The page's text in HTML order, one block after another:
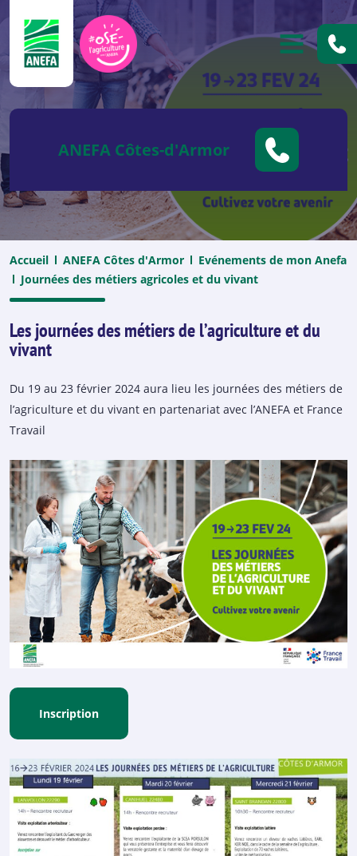
OUVRIR
ANEFA Côtes-d'Armor
Accueil ANEFA Côtes d'Armor
Evénements de mon Anefa
Journées des métiers agricoles et du vivant
Les journées des métiers de l’agriculture et du
vivant
Du 19 au 23 février 2024 aura lieu les journées des métiers de
l’agriculture et du vivant en partenariat avec l’ANEFA et France
Travail
Inscription